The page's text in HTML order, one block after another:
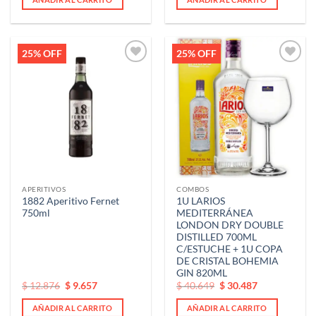
era:
$ 112.330.
es:
$ 112.330.
era:
$ 148.557.
es:
$ 148.557.
25% OFF
APERITIVOS
1882 Aperitivo Fernet
750ml
El
precio
original
era:
$12.876 El
actual
es:
$ 9.657
AÑADIR AL CARRITO
25% OFF
a la
lista de
COMBOS
1U LARIOS
MEDITERRÁNEA
LONDON DRY DOUBLE
DISTILLED 700ML
C/ESTUCHE + 1U COPA
DE CRISTAL BOHEMIA
GIN 820ML
El
precio
original
era:
$40.649 El
actual
es:
$30.487
AÑADIR AL CARRITO